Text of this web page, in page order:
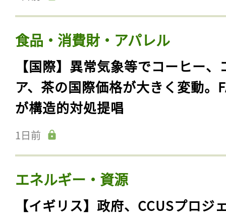
食品・消費財・アパレル
【国際】異常気象等でコーヒー、
ア、茶の国際価格が大きく変動。
が構造的対処提唱
1日前
エネルギー・資源
【イギリス】政府、CCUSプロジ